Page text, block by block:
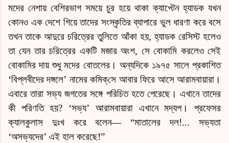
মদের নেশায় বেশিরভাগ সময়ে চুর হয়ে থাকা ক্যাপ্টেন হ্যাডক যখন
কোনও এক দেশে গিয়ে তাদের সংস্কৃতির ব্যাপারে ভুল ধারণা করে বসে
তখন তাকে আদুরে চরিত্রের তুলিতে আঁকা হয়, হ্যাডক রেসিস্ট হলেও
তা যেন তার চরিত্রের একটি মজার অংশ, সে বোকামি করলেও সেই
বোকামির দায় শুধু মদের বোতলের। অন্যদিকে ১৯৭৫ সালে প্রকাশিত
‘বিপ্লবীদের দঙ্গলে’ নামেরকমিক্‌সে আবার ফিরে আসে আরামবায়ারা।
এবারে তারা সভ্য জগতের সঙ্গে পরিচিত হতে পেরেছে। এখানে তাদের
কী পরিণতি হয়? ‘সভ্য’ আরামবায়ারা এখানে মদ্যপ। প্রফেসর
ক্যালকুলাস দুঃখ করে বলেন—
“মাতালের দল!... সভ্যতা
‘অসভ্যদের’ এই হাল করেছে!”